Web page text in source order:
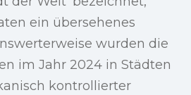
ein übersehenes
wurden die
im Jahr 2024 in Städten
kontrollierter